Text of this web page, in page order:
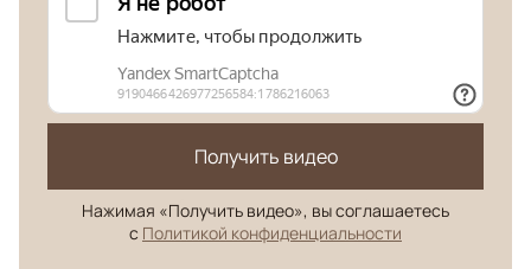
Получить видео
Нажимая «Получить видео», вы соглашаетесь
с Политикой конфиденциальности